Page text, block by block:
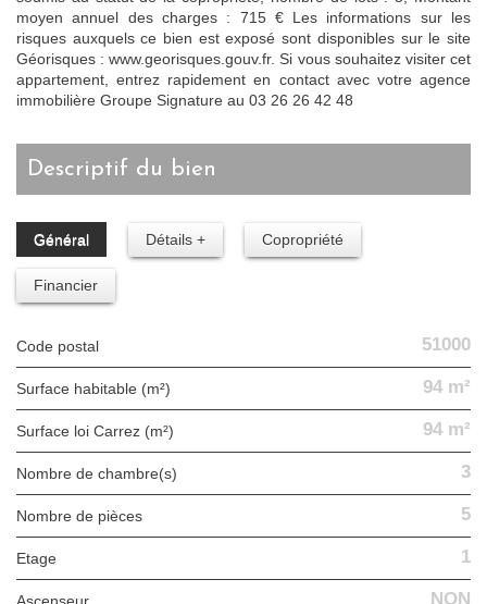
moyen annuel des charges : 715 € Les informations sur les
risques auxquels ce bien est exposé sont disponibles sur le site
Géorisques : www.georisques.gouv.fr. Si vous souhaitez visiter cet
appartement, entrez rapidement en contact avec votre agence
immobilière Groupe Signature au 03 26 26 42 48
descriptif du bien
Général Détails + Copropriété
Financier
Code postal 51000
Surface habitable (m²) 94 m²
Surface loi Carrez (m²) 94 m²
Nombre de chambre(s) 3
Nombre de pièces 5
Etage 1
NON